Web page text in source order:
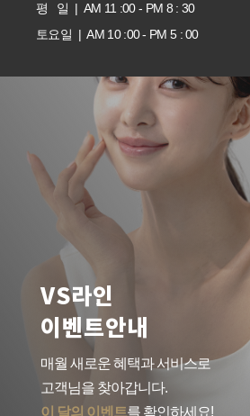
평 일 | AM 11 :00 - PM 8 : 30
토요일 | AM 10 :00 - PM 5 : 00
VS라인
이벤트안내
매월 새로운 혜택과 서비스로
고객님을 찾아갑니다.
이 달의 이벤트를 확인하세요!